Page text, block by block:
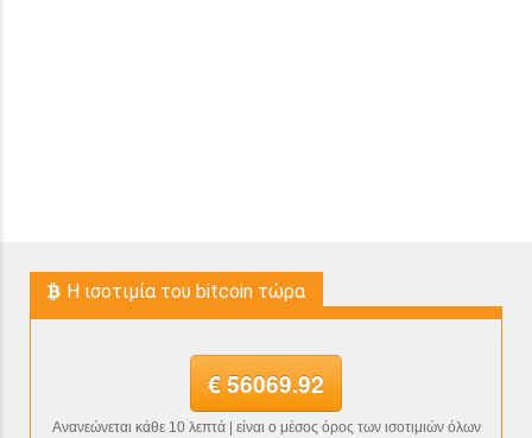
H ισοτιμία του bitcoin τώρα
€ 56069.92
Ανανεώνεται κάθε 10 λεπτά | είναι ο μέσος όρος των ισοτιμιών όλων